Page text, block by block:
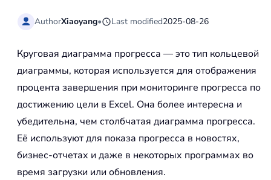
AuthorXiaoyang• Last modified2025-08-26
Круговая диаграмма прогресса — это тип кольцевой
диаграммы, которая используется для отображения
процента завершения при мониторинге прогресса по
достижению цели в Excel. Она более интересна и
убедительна, чем столбчатая диаграмма прогресса.
Её используют для показа прогресса в новостях,
бизнес-отчетах и даже в некоторых программах во
время загрузки или обновления.